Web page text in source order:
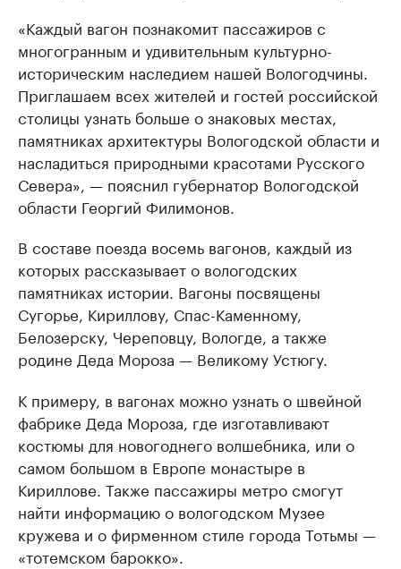
«Каждый вагон познакомит пассажиров с
многогранным и удивительным культурно-
историческим наследием нашей Вологодчины.
Приглашаем всех жителей и гостей российской
столицы узнать больше о знаковых местах,
памятниках архитектуры Вологодской области и
насладиться природными красотами Русского
Севера», — пояснил губернатор Вологодской
области Георгий Филимонов.
В составе поезда восемь вагонов, каждый из
которых рассказывает о вологодских
памятниках истории. Вагоны посвящены
Сугорье, Кириллову, Спас-Каменному,
Белозерску, Череповцу, Вологде, а также
родине Деда Мороза — Великому Устюгу.
К примеру, в вагонах можно узнать о швейной
фабрике Деда Мороза, где изготавливают
костюмы для новогоднего волшебника, или о
самом большом в Европе монастыре в
Кириллове. Также пассажиры метро смогут
найти информацию о вологодском Музее
кружева и о фирменном стиле города Тотьмы —
«тотемском барокко».